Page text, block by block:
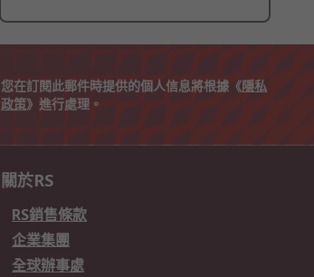
您在訂閱此郵件時提供的個人信息將根據《隱私
政策》進行處理。
關於RS
RS銷售條款
企業集團
全球辦事處